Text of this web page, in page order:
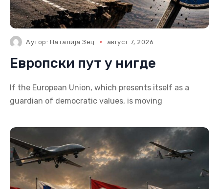
Аутор: Наталија Зец август 7, 2026
Европски пут у нигде
If the European Union, which presents itself as a
guardian of democratic values, is moving